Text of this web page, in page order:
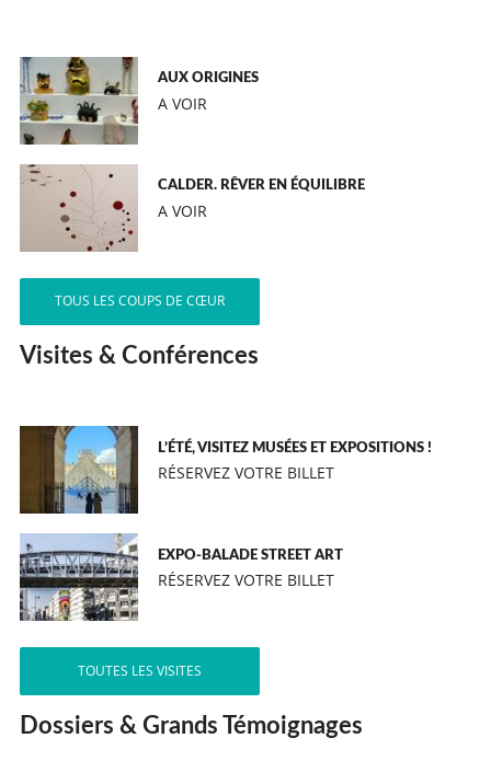
AUX ORIGINES
A VOIR
CALDER. RÊVER EN ÉQUILIBRE
A VOIR
TOUS LES COUPS DE CŒUR
Visites & Conférences
L’ÉTÉ, VISITEZ MUSÉES ET EXPOSITIONS !
RÉSERVEZ VOTRE BILLET
EXPO-BALADE STREET ART
RÉSERVEZ VOTRE BILLET
TOUTES LES VISITES
Dossiers & Grands Témoignages